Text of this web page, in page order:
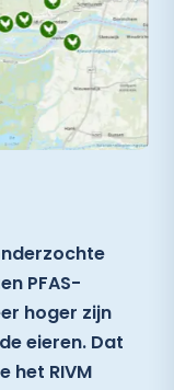
PFAS-
hoger zijn
eieren. Dat
het RIVM